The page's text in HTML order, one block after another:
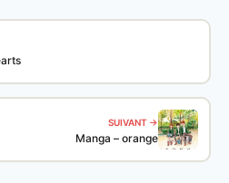
SUIVANT →
Manga – orange